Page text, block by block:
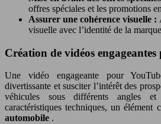
offres spéciales et les promotions
Assurer une cohérence visuelle :
visuelle avec l’identité de la
Création de vidéos
Une vidéo engageante pour
divertissante et susciter l’intérêt des
véhicules sous différents angles
caractéristiques techniques, un élément
automobile .